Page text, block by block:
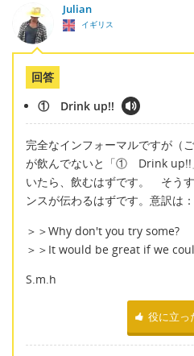
Julian
イギリス
回答
① Drink up!!
完全なインフォーマルですが（
が飲んでないと「① Drink up!!
いたら、飲むはずです。 そう
ンスが伝わるはずです。意訳は
＞＞Why don't you try some?
＞＞It would be great if we
S.m.h
役に立っ